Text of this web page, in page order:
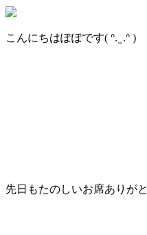
こんにちはぽぽです( ᐢ. ̫ .ᐢ )
先日もたのしいお席ありが